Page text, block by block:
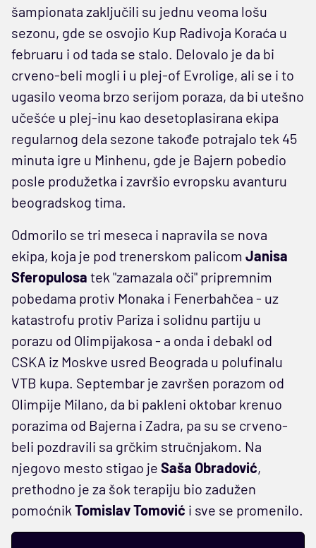
šampionata zaključili su jednu veoma lošu
sezonu, gde se osvojio Kup Radivoja Koraća u
februaru i od tada se stalo. Delovalo je da bi
crveno-beli mogli i u plej-of Evrolige, ali se i to
ugasilo veoma brzo serijom poraza, da bi utešno
učešće u plej-inu kao desetoplasirana ekipa
regularnog dela sezone takođe potrajalo tek 45
minuta igre u Minhenu, gde je Bajern pobedio
posle produžetka i završio evropsku avanturu
beogradskog tima.
Odmorilo se tri meseca i napravila se nova
ekipa, koja je pod trenerskom palicom Janisa
Sferopulosa tek "zamazala oči" pripremnim
pobedama protiv Monaka i Fenerbahčea - uz
katastrofu protiv Pariza i solidnu partiju u
porazu od Olimpijakosa - a onda i debakl od
CSKA iz Moskve usred Beograda u polufinalu
VTB kupa. Septembar je završen porazom od
Olimpije Milano, da bi pakleni oktobar krenuo
porazima od Bajerna i Zadra, pa su se crveno-
beli pozdravili sa grčkim stručnjakom. Na
njegovo mesto stigao je Saša Obradović,
prethodno je za šok terapiju bio zadužen
pomoćnik Tomislav Tomović i sve se promenilo.